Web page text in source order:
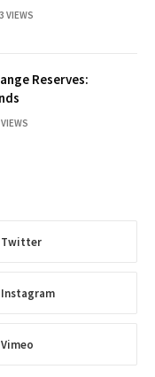
VIEWS
Reserves:
VIEWS
Twitter
Instagram
Vimeo